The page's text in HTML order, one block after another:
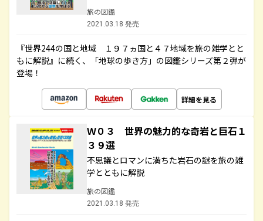
旅の図鑑
2021.03.18 発売
『世界244の国と地域 １９７ヵ国と４７地域を旅の雑学とと
もに解説』に続く、「地球の歩き方」の図鑑シリーズ第２弾が
登場！
詳細を見る
Ｗ０３ 世界の魅力的な奇岩と巨石１
３９選
不思議とロマンに満ちた岩石の謎を旅の雑
学とともに解説
旅の図鑑
2021.03.18 発売